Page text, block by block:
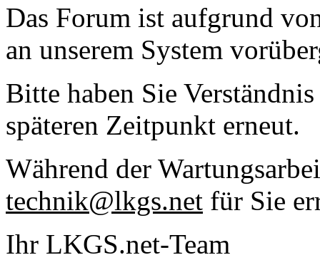
Das Forum ist aufgrund
an unserem System
Bitte haben Sie
späteren Zeitpunkt erneut.
Während der
technik@lkgs.net für Sie
Ihr LKGS.net-Team